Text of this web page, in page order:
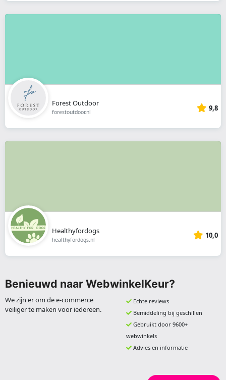
Forest Outdoor
forestoutdoor.nl 9,8
Healthyfordogs
healthyfordogs.nl 10,0
Benieuwd naar WebwinkelKeur?
We zijn er om de e-commerce
veiliger te maken voor iedereen.
Echte reviews
Bemiddeling bij geschillen
Gebruikt door 9600+
webwinkels
Advies en informatie